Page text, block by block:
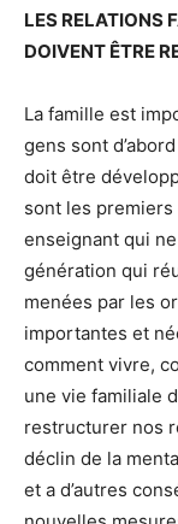
LES RELATIONS
DOIVENT ÊTRE
La famille est
gens sont
doit être
sont les premiers
enseignant qui
génération qui
menées par les
importantes et
comment vivre,
une vie familiale
restructurer nos
déclin de la
et a d’autres